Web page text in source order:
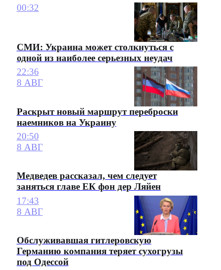
00:32
СМИ: Украина может столкнуться с
одной из наиболее серьезных неудач
22:36
8 АВГ
Раскрыт новый маршрут переброски
наемников на Украину
20:50
8 АВГ
Медведев рассказал, чем следует
заняться главе ЕК фон дер Ляйен
17:43
8 АВГ
Обслуживавшая гитлеровскую
Германию компания теряет сухогрузы
под Одессой